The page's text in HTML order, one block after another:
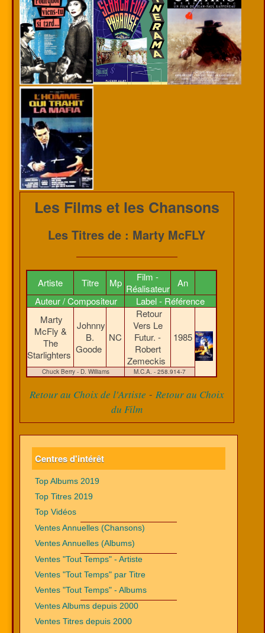
Les Films et les Chansons
Les Titres de : Marty McFLY
Artiste Titre Mp
Film -
Réalisateur
An
Auteur / Compositeur
Label - Référence
Marty
McFly &
The
Starlighters
Johnny
B.
Goode
NC
Retour
Vers Le
Futur. -
Robert
Zemeckis
1985
Chuck Berry - D. Williams M.C.A. - 258.914-7
Retour au Choix de l'Artiste - Retour au Choix
du Film
Centres d'intérêt
Top Albums 2019
Top Titres 2019
Top Vidéos
Ventes Annuelles (Chansons)
Ventes Annuelles (Albums)
Ventes "Tout Temps" - Artiste
Ventes "Tout Temps" par Titre
Ventes "Tout Temps" - Albums
Ventes Albums depuis 2000
Ventes Titres depuis 2000